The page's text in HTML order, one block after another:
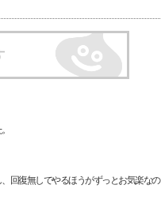
回復無しでやるほうがずっとお気楽なの